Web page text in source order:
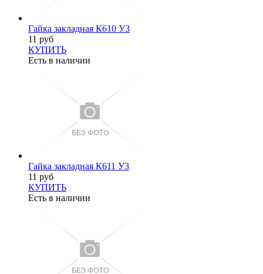
Гайка закладная К610 У3
11 руб
КУПИТЬ
Есть в наличии
Гайка закладная К611 У3
11 руб
КУПИТЬ
Есть в наличии